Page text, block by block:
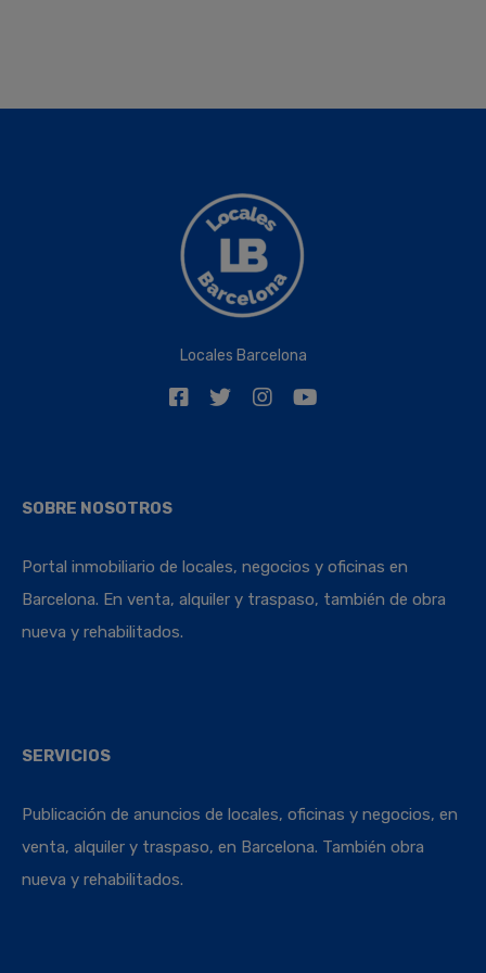
Locales Barcelona
SOBRE NOSOTROS
Portal inmobiliario de locales, negocios y oficinas en
Barcelona. En venta, alquiler y traspaso, también de obra
nueva y rehabilitados.
SERVICIOS
Publicación de anuncios de locales, oficinas y negocios, en
venta, alquiler y traspaso, en Barcelona. También obra
nueva y rehabilitados.